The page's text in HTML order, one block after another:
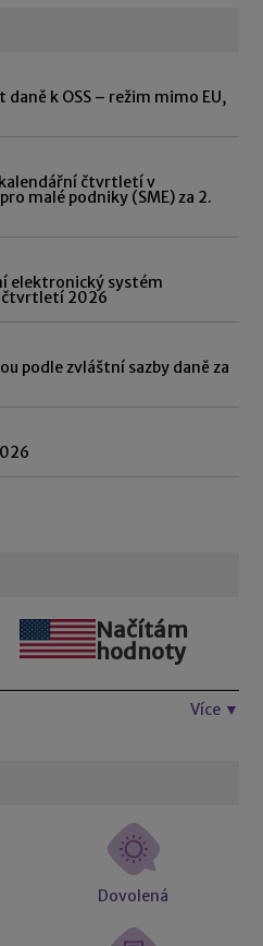
k OSS – režim mimo EU,
čtvrtletí v
malé podniky (SME) za 2.
elektronický systém
čtvrtletí 2026
podle zvláštní sazby daně za
Načítám
hodnoty
Více ▼
Dovolená